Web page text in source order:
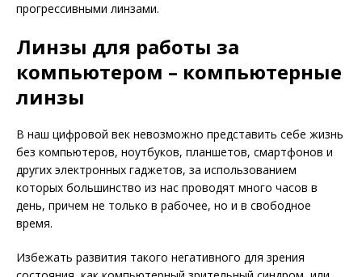
прогрессивными линзами.
Линзы для работы за
компьютером – компьютерные
линзы
В наш цифровой век невозможно представить себе жизнь
без компьютеров, ноутбуков, планшетов, смартфонов и
других электронных гаджетов, за использованием
которых большинство из нас проводят много часов в
день, причем не только в рабочее, но и в свободное
время.
Избежать развития такого негативного для зрения